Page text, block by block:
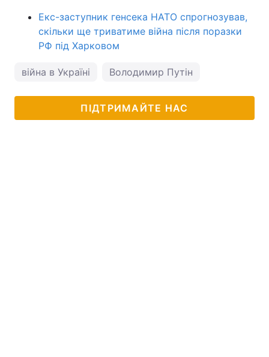
Екс-заступник генсека НАТО спрогнозував,
скільки ще триватиме війна після поразки
РФ під Харковом
війна в Україні Володимир Путін
ПІДТРИМАЙТЕ НАС